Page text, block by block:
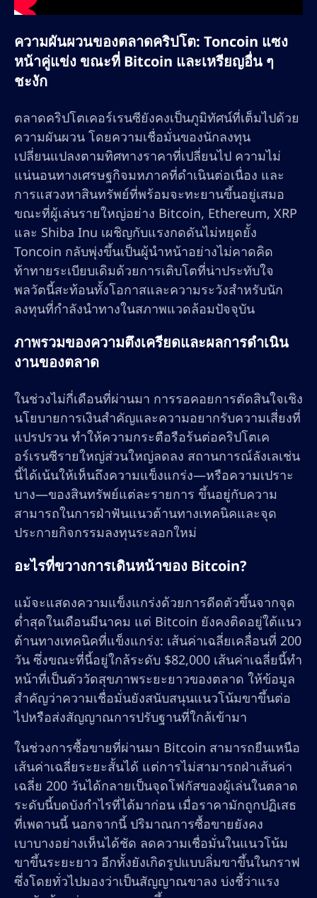
ความผันผวนของตลาดคริปโต: Toncoin แซง
หน้าคู่แข่ง ขณะที่ Bitcoin และเหรียญอื่น ๆ
ชะงัก
ตลาดคริปโตเคอร์เรนซียังคงเป็นภูมิทัศน์ที่เต็มไปด้วย
ความผันผวน โดยความเชื่อมั่นของนักลงทุน
เปลี่ยนแปลงตามทิศทางราคาที่เปลี่ยนไป ความไม่
แน่นอนทางเศรษฐกิจมหภาคที่ดำเนินต่อเนื่อง และ
การแสวงหาสินทรัพย์ที่พร้อมจะทะยานขึ้นอยู่เสมอ
ขณะที่ผู้เล่นรายใหญ่อย่าง Bitcoin, Ethereum, XRP
และ Shiba Inu เผชิญกับแรงกดดันไม่หยุดยั้ง
Toncoin กลับพุ่งขึ้นเป็นผู้นำหน้าอย่างไม่คาดคิด
ท้าทายระเบียบเดิมด้วยการเติบโตที่น่าประทับใจ
พลวัตนี้สะท้อนทั้งโอกาสและความระวังสำหรับนัก
ลงทุนที่กำลังนำทางในสภาพแวดล้อมปัจจุบัน
ภาพรวมของความตึงเครียดและผลการดำเนิน
งานของตลาด
ในช่วงไม่กี่เดือนที่ผ่านมา การรอคอยการตัดสินใจเชิง
นโยบายการเงินสำคัญและความอยากรับความเสี่ยงที่
แปรปรวน ทำให้ความกระตือรือร้นต่อคริปโตเค
อร์เรนซีรายใหญ่ส่วนใหญ่ลดลง สถานการณ์ลังเลเช่น
นี้ได้เน้นให้เห็นถึงความแข็งแกร่ง—หรือความเปราะ
บาง—ของสินทรัพย์แต่ละรายการ ขึ้นอยู่กับความ
สามารถในการฝ่าฟันแนวต้านทางเทคนิคและจุด
ประกายกิจกรรมลงทุนระลอกใหม่
อะไรที่ขวางการเดินหน้าของ Bitcoin?
แม้จะแสดงความแข็งแกร่งด้วยการดีดตัวขึ้นจากจุด
ต่ำสุดในเดือนมีนาคม แต่ Bitcoin ยังคงติดอยู่ใต้แนว
ต้านทางเทคนิคที่แข็งแกร่ง: เส้นค่าเฉลี่ยเคลื่อนที่ 200
วัน ซึ่งขณะที่นี้อยู่ใกล้ระดับ $82,000 เส้นค่าเฉลี่ยนี้ทำ
หน้าที่เป็นตัววัดสุขภาพระยะยาวของตลาด ให้ข้อมูล
สำคัญว่าความเชื่อมั่นยังสนับสนุนแนวโน้มขาขึ้นต่อ
ไปหรือส่งสัญญาณการปรับฐานที่ใกล้เข้ามา
ในช่วงการซื้อขายที่ผ่านมา Bitcoin สามารถยืนเหนือ
เส้นค่าเฉลี่ยระยะสั้นได้ แต่การไม่สามารถฝ่าเส้นค่า
เฉลี่ย 200 วันได้กลายเป็นจุดโฟกัสของผู้เล่นในตลาด
ระดับนี้บดบังกำไรที่ได้มาก่อน เมื่อราคามักถูกปฏิเสธ
ที่เพดานนี้ นอกจากนี้ ปริมาณการซื้อขายยังคง
เบาบางอย่างเห็นได้ชัด ลดความเชื่อมั่นในแนวโน้ม
ขาขึ้นระยะยาว อีกทั้งยังเกิดรูปแบบลิ่มขาขึ้นในกราฟ
ซึ่งโดยทั่วไปมองว่าเป็นสัญญาณขาลง บ่งชี้ว่าแรง